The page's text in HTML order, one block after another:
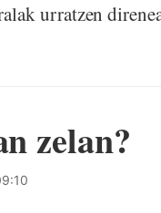
urratzen
zelan?